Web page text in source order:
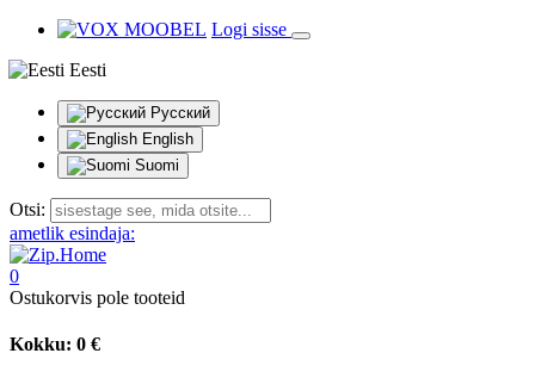
Logi sisse
Eesti
Русский
English
Suomi
Otsi:
ametlik esindaja:
0
Ostukorvis pole tooteid
Kokku: 0 €